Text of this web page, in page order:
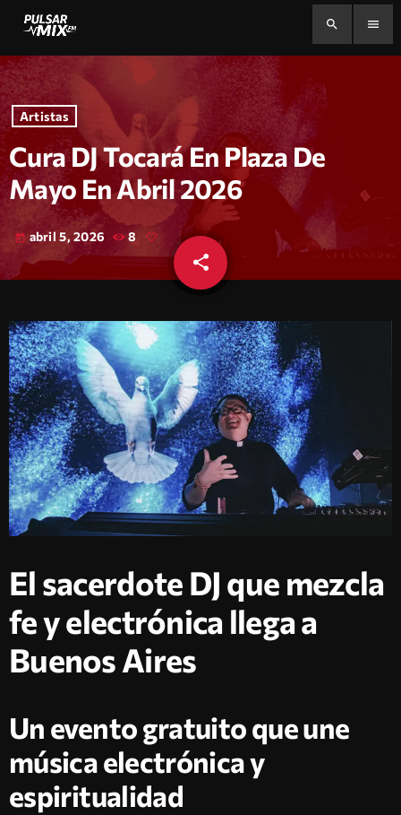
search menu
Artistas
Cura DJ Tocará En Plaza De
Mayo En Abril 2026
today abril 5, 2026 8
share
email
El sacerdote DJ que mezcla
fe y electrónica llega a
Buenos Aires
Un evento gratuito que une
música electrónica y
espiritualidad